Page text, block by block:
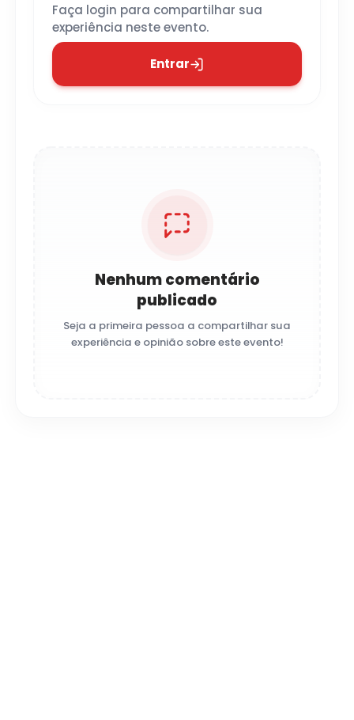
Faça login para compartilhar sua
experiência neste evento.
Entrar
Nenhum comentário
publicado
Seja a primeira pessoa a compartilhar sua
experiência e opinião sobre este evento!